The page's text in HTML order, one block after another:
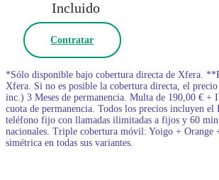
Incluido
Contratar
*Sólo disponible bajo cobertura directa de Xfera.
Xfera. Si no es posible la cobertura directa, el precio
inc.) 3 Meses de permanencia. Multa de 190,00 € +
cuota de permanencia. Todos los precios incluyen
teléfono fijo con llamadas ilimitadas a fijos y 60
nacionales. Triple cobertura móvil: Yoigo + Orange
simétrica en todas sus variantes.